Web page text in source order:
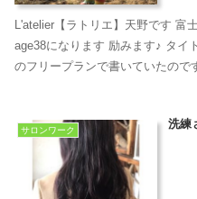
L'atelier【ラトリエ】天野です 富
age38になります 励みます♪ タ
のフリープランで書いていたの
サロンワーク
洗練